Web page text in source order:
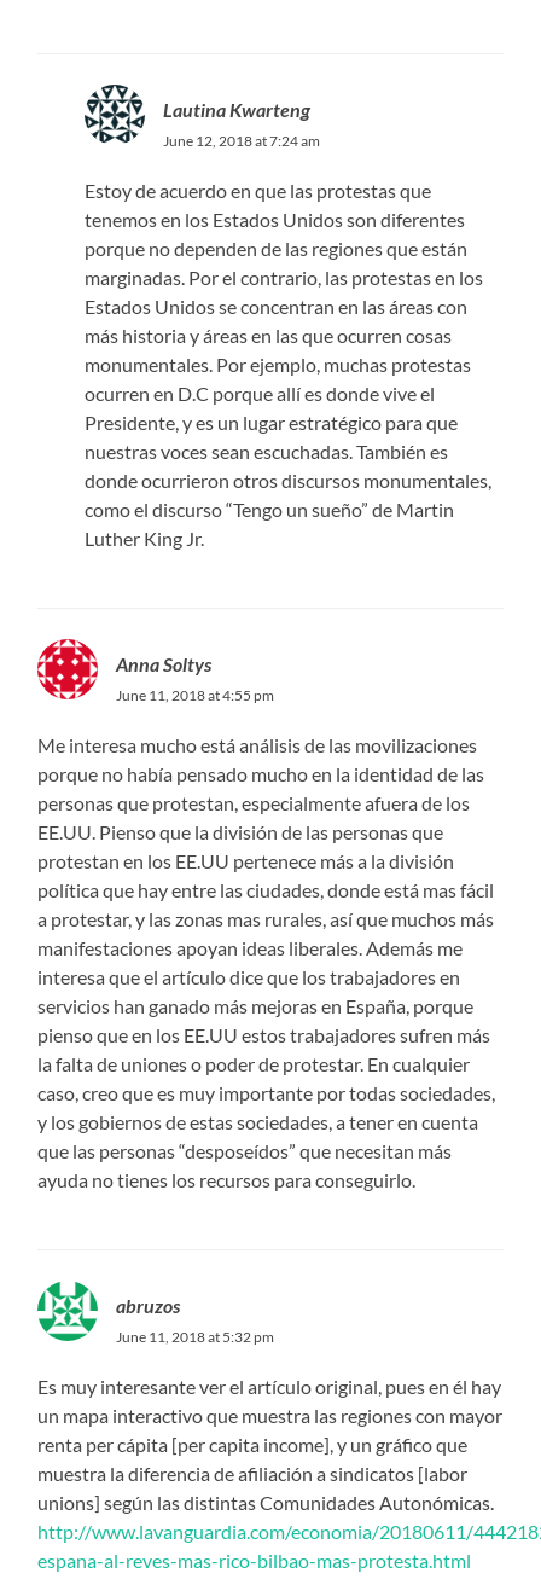
Lautina Kwarteng
June 12, 2018 at 7:24 am
Estoy de acuerdo en que las protestas que
tenemos en los Estados Unidos son diferentes
porque no dependen de las regiones que están
marginadas. Por el contrario, las protestas en los
Estados Unidos se concentran en las áreas con
más historia y áreas en las que ocurren cosas
monumentales. Por ejemplo, muchas protestas
ocurren en D.C porque allí es donde vive el
Presidente, y es un lugar estratégico para que
nuestras voces sean escuchadas. También es
donde ocurrieron otros discursos monumentales,
como el discurso “Tengo un sueño” de Martin
Luther King Jr.
Anna Soltys
June 11, 2018 at 4:55 pm
Me interesa mucho está análisis de las movilizaciones
porque no había pensado mucho en la identidad de las
personas que protestan, especialmente afuera de los
EE.UU. Pienso que la división de las personas que
protestan en los EE.UU pertenece más a la división
política que hay entre las ciudades, donde está mas fácil
a protestar, y las zonas mas rurales, así que muchos más
manifestaciones apoyan ideas liberales. Además me
interesa que el artículo dice que los trabajadores en
servicios han ganado más mejoras en España, porque
pienso que en los EE.UU estos trabajadores sufren más
la falta de uniones o poder de protestar. En cualquier
caso, creo que es muy importante por todas sociedades,
y los gobiernos de estas sociedades, a tener en cuenta
que las personas “desposeídos” que necesitan más
ayuda no tienes los recursos para conseguirlo.
abruzos
June 11, 2018 at 5:32 pm
Es muy interesante ver el artículo original, pues en él hay
un mapa interactivo que muestra las regiones con mayor
renta per cápita [per capita income], y un gráfico que
muestra la diferencia de afiliación a sindicatos [labor
unions] según las distintas Comunidades Autonómicas.
http://www.lavanguardia.com/economia/20180611/
espana-al-reves-mas-rico-bilbao-mas-protesta.html